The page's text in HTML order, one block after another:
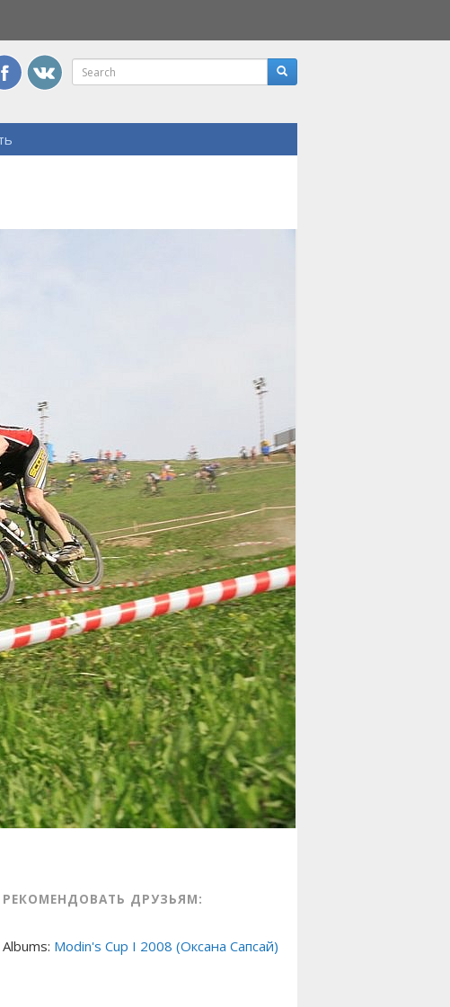
РЕКОМЕНДОВАТЬ ДРУЗЬЯМ:
Albums: Modin's Cup I 2008 (Оксана Сапсай)